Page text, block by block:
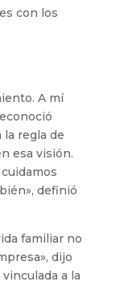
con los
A mí
regla de
esa visión.
definió
familiar no
dijo
a la